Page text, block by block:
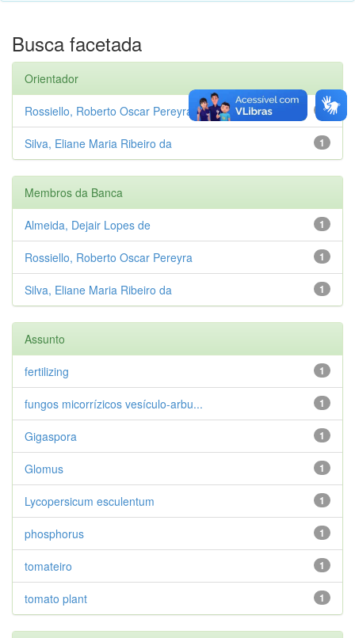
Busca facetada
Orientador
1
Rossiello, Roberto Oscar Pereyra
1
Silva, Eliane Maria Ribeiro da
Membros da Banca
1
Almeida, Dejair Lopes de
1
Rossiello, Roberto Oscar Pereyra
1
Silva, Eliane Maria Ribeiro da
Assunto
1
fertilizing
1
fungos micorrízicos vesículo-arbu...
1
Gigaspora
1
Glomus
1
Lycopersicum esculentum
1
phosphorus
1
tomateiro
1
tomato plant